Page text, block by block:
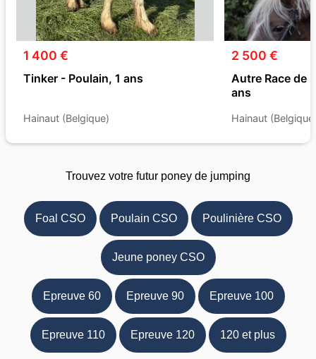
1 400 €
Tinker - Poulain, 1 ans
Hainaut (Belgique)
2 500 €
Autre Race de
ans
Hainaut
Trouvez votre futur poney de jumping
Foal CSO Poulain CSO Poulinière CSO
Jeune poney CSO
Epreuve 60 Epreuve 90 Epreuve 100
Epreuve 110 Epreuve 120 120 et plus